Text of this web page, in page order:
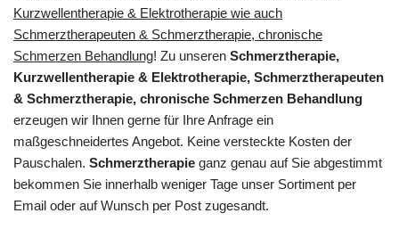
Kurzwellentherapie & Elektrotherapie wie auch
Schmerztherapeuten & Schmerztherapie, chronische
Schmerzen Behandlung! Zu unseren Schmerztherapie,
Kurzwellentherapie & Elektrotherapie, Schmerztherapeuten
& Schmerztherapie, chronische Schmerzen Behandlung
erzeugen wir Ihnen gerne für Ihre Anfrage ein
maßgeschneidertes Angebot. Keine versteckte Kosten der
Pauschalen. Schmerztherapie ganz genau auf Sie abgestimmt
bekommen Sie innerhalb weniger Tage unser Sortiment per
Email oder auf Wunsch per Post zugesandt.